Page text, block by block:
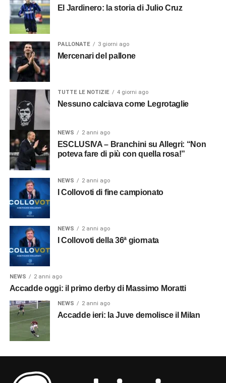
El Jardinero: la storia di Julio Cruz
PALLONATE 3 giorni ago
Mercenari del pallone
TUTTE LE NOTIZIE 4 giorni ago
Nessuno calciava come Legrotaglie
NEWS 2 anni ago
ESCLUSIVA – Branchini su Allegri: “Non
poteva fare di più con quella rosa!”
NEWS 2 anni ago
I Collovoti di fine campionato
NEWS 2 anni ago
I Collovoti della 36ª giornata
NEWS 2 anni ago
Accadde oggi: il primo derby di Massimo Moratti
NEWS 2 anni ago
Accadde ieri: la Juve demolisce il Milan